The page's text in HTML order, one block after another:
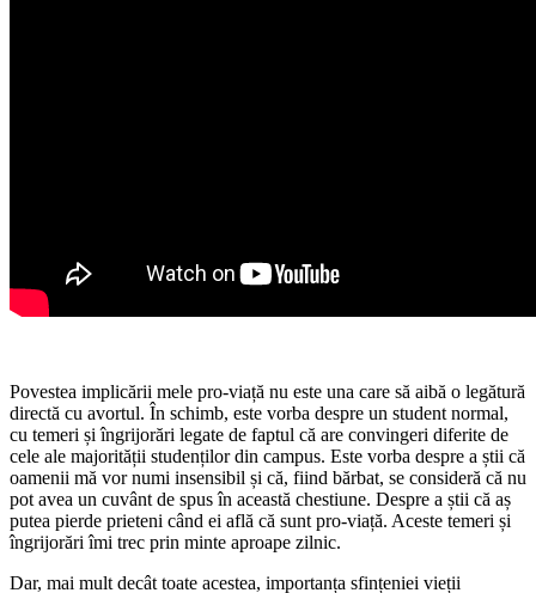
Povestea implicării mele pro-viață nu este una care să aibă o legătură
directă cu avortul. În schimb, este vorba despre un student normal,
cu temeri și îngrijorări legate de faptul că are convingeri diferite de
cele ale majorității studenților din campus. Este vorba despre a știi că
oamenii mă vor numi insensibil și că, fiind bărbat, se consideră că nu
pot avea un cuvânt de spus în această chestiune. Despre a știi că aș
putea pierde prieteni când ei află că sunt pro-viață. Aceste temeri și
îngrijorări îmi trec prin minte aproape zilnic.
Dar, mai mult decât toate acestea, importanța sfințeniei vieții